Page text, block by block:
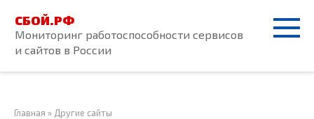
контенту
СБОЙ.РФ
Мониторинг работоспособности сервисов
и сайтов в России
Главная » Другие сайты